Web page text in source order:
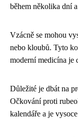
během několika dní
Vzácně se mohou
nebo kloubů. Tyto
moderní medicína je
Důležité je dbát na
Očkování proti
kalendáře a je